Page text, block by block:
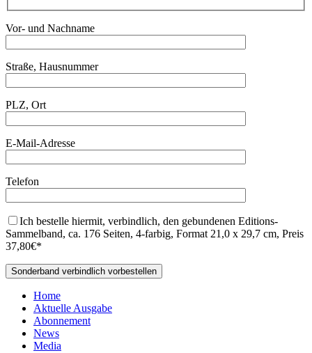
Vor- und Nachname
Straße, Hausnummer
PLZ, Ort
E-Mail-Adresse
Telefon
Ich bestelle hiermit, verbindlich, den gebundenen Editions-
Sammelband, ca. 176 Seiten, 4-farbig, Format 21,0 x 29,7 cm, Preis
37,80€*
Home
Aktuelle Ausgabe
Abonnement
News
Media